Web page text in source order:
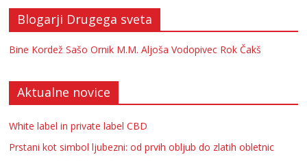
Blogarji Drugega sveta
Bine Kordež Sašo Ornik M.M. Aljoša Vodopivec Rok Čakš
Aktualne novice
White label in private label CBD
Prstani kot simbol ljubezni: od prvih obljub do zlatih obletnic